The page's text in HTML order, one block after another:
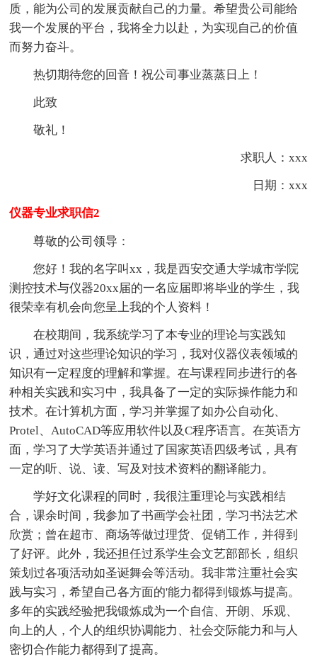
质，能为公司的发展贡献自己的力量。希望贵公司能给
我一个发展的平台，我将全力以赴，为实现自己的价值
而努力奋斗。
热切期待您的回音！祝公司事业蒸蒸日上！
此致
敬礼！
求职人：xxx
日期：xxx
仪器专业求职信2
尊敬的公司领导：
您好！我的名字叫xx，我是西安交通大学城市学院
测控技术与仪器20xx届的一名应届即将毕业的学生，我
很荣幸有机会向您呈上我的个人资料！
在校期间，我系统学习了本专业的理论与实践知
识，通过对这些理论知识的学习，我对仪器仪表领域的
知识有一定程度的理解和掌握。在与课程同步进行的各
种相关实践和实习中，我具备了一定的实际操作能力和
技术。在计算机方面，学习并掌握了如办公自动化、
Protel、AutoCAD等应用软件以及C程序语言。在英语方
面，学习了大学英语并通过了国家英语四级考试，具有
一定的听、说、读、写及对技术资料的翻译能力。
学好文化课程的同时，我很注重理论与实践相结
合，课余时间，我参加了书画学会社团，学习书法艺术
欣赏；曾在超市、商场等做过理货、促销工作，并得到
了好评。此外，我还担任过系学生会文艺部部长，组织
策划过各项活动如圣诞舞会等活动。我非常注重社会实
践与实习，希望自己各方面的'能力都得到锻炼与提高。
多年的实践经验把我锻炼成为一个自信、开朗、乐观、
向上的人，个人的组织协调能力、社会交际能力和与人
密切合作能力都得到了提高。